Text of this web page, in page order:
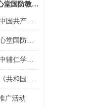
堂国防教育
主题讲座
9月29日，金一南教授为湖北省民警讲述中国共产党百年寻梦之路
9月28日上午，国防大学教授戴旭出席释心堂国防教育大讲堂带来《解析特普朗时代中美战略对局》主题讲座
9月23日，罗援将军出席江西省上饶市华中辅仁学校迎来了“传承红色基因，弘扬爱国主义精神＂新时代主题教育活动日
7月13日著名军事专家房兵老师赴遵义作《共和国历史上的大阅兵》主题讲座
广活动